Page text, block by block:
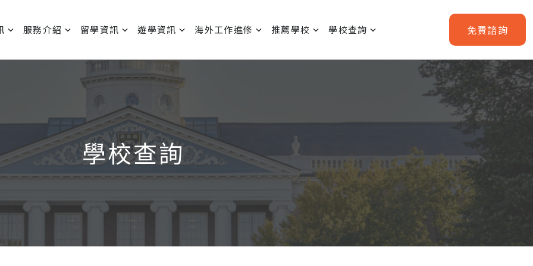
服務介紹 留學資訊 遊學資訊 海外工作進修 推薦學校 學校查詢 免費諮詢
學校查詢